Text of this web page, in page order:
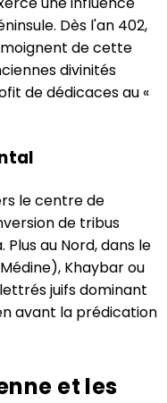
Dès l'an 402,
de cette
divinités
de dédicaces au «
le centre de
de tribus
au Nord, dans le
Khaybar ou
juifs dominant
avant la prédication
et les